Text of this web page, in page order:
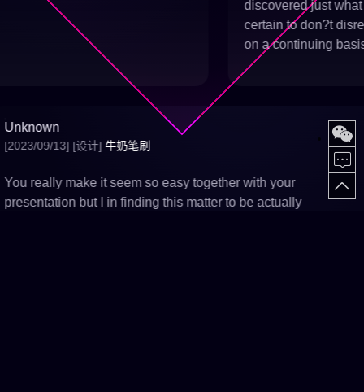
discovered just what I
certain to don?t
on a continuing basis.
Unknown
[2023/09/13] [设计] 牛奶笔刷
You really make it seem so easy together with your
presentation but I in finding this matter to be actually
馈